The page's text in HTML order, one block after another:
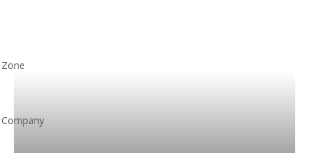
Zone
Company